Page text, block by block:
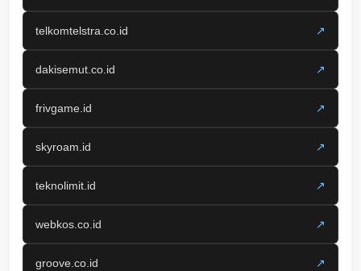
telkomtelstra.co.id ↗
dakisemut.co.id ↗
frivgame.id ↗
skyroam.id ↗
teknolimit.id ↗
webkos.co.id ↗
groove.co.id ↗